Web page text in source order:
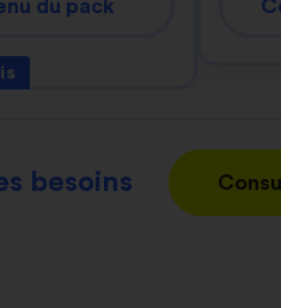
du pack
besoins